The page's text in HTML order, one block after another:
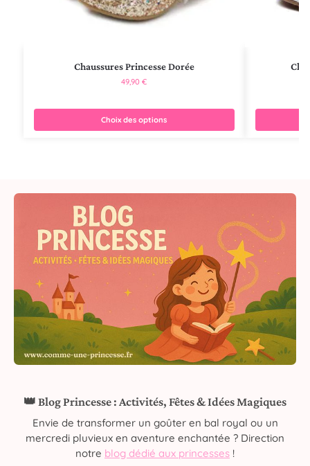
Chaussures Princesse Dorée
49,90€
Choix des options
👑 Blog Princesse : Activités, Fêtes & Idées Magiques
Envie de transformer un goûter en bal royal ou un
mercredi pluvieux en aventure enchantée ? Direction
notre blog dédié aux princesses !